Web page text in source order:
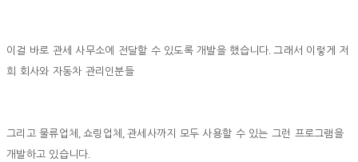
이걸 바로 관세 사무소에 전달할 수 있도록 개발을 했습니다.그래서 이렇게 저
희 회사와 자동차 관리인분들
그리고 물류업체 ,쇼링업체 ,관세사까지 모두 사용할 수 있는 그런 프로그램을
개발하고 있습니다.